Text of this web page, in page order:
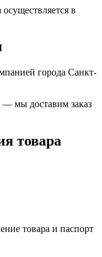
в
города Санкт-
мы доставим заказ
товара
товара и паспорт